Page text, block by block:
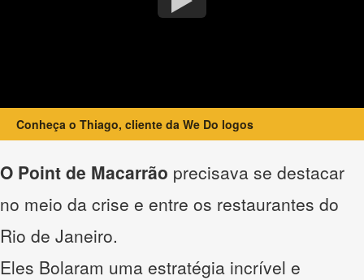
Conheça o Thiago, cliente da We Do logos
O Point de Macarrão precisava se destacar
no meio da crise e entre os restaurantes do
Rio de Janeiro.
Eles Bolaram uma estratégia incrível e